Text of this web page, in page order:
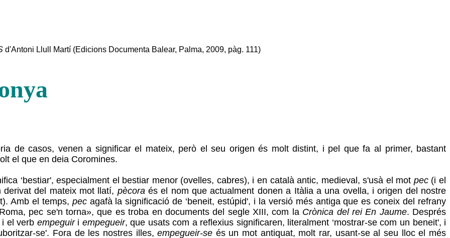
d'Antoni Llull Martí (Edicions Documenta Balear, Palma, 2009, pàg. 111)
de casos, venen a significar el mateix, però el seu origen és molt distint, i pel que fa al primer, bastant
el que en deia Coromines.
‘bestiar', especialment el bestiar menor (ovelles, cabres), i en català antic, medieval, s'usà el mot pec(i el
derivat del mateix mot llatí, pècoraés el nom que actualment donen a Itàlia a una ovella, i origen del nostre
Amb el temps, pecagafà la significació de ‘beneit, estúpid', i la versió més antiga que es coneix del refrany
pec se'n torna», que es troba en documents del segle XIII, com la Crònica del rei En Jaume. Després
i el verb empeguiri empegueir, que usats com a reflexius significaren, literalment ‘mostrar-se com un beneit', i
se'. Fora de les nostres illes,empegueir-se és un mot antiquat, molt rar, usant-se al seu lloc el més